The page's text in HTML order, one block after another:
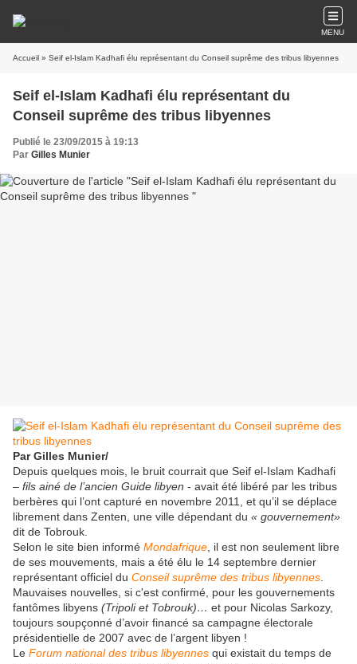
MENU
Accueil » Seif el-Islam Kadhafi élu représentant du Conseil suprême des tribus libyennes
Seif el-Islam Kadhafi élu représentant du
Conseil suprême des tribus libyennes
Publié le 23/09/2015 à 19:13
Par Gilles Munier
Par Gilles Munier/
Depuis quelques mois, le bruit courrait que Seif el-Islam Kadhafi
– fils ainé de l’ancien Guide libyen - avait été libéré par les tribus
berbères qui l’ont capturé en novembre 2011, et qu’il se déplace
librement dans Zenten, une ville dépendant du « gouvernement»
dit de Tobrouk.
Selon le site bien informé Mondafrique , il est non seulement libre
de ses mouvements, mais a été élu le 14 septembre dernier
représentant officiel du Conseil suprême des tribus libyennes
Mauvaises nouvelles, si c'est confirmé, pour les gouvernements
fantômes libyens (Tripoli et Tobrouk)… et pour Nicolas Sarkozy,
toujours soupçonné d’avoir financé sa campagne électorale
présidentielle de 2007 avec de l’argent libyen !
Le Forum national des tribus libyennes qui existait du temps de